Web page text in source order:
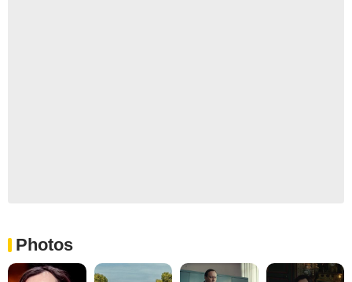
Photos